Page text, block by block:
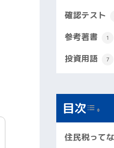
確認テスト
参考著書 1
投資用語 7
目次
住民税って